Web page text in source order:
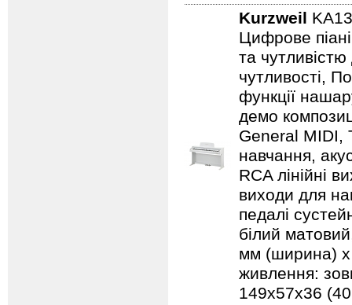
Kurzweil
Цифрове
та
чутливості,
функції
демо
General MIDI,
навчання,
RCA лінійні
виходи для
педалі
білий
мм (ширина) x
живлення:
149х57х36